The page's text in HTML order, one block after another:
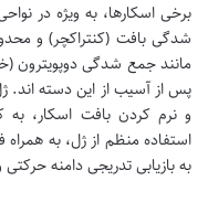
برخی اسکارها، به ویژه در
شدگی بافت (کنتراکچر) و
مانند جمع شدگی دوپویترون
پس از آسیب از این دسته اند.
و نرم کردن بافت اسکار،
استفاده منظم از ژل، به
به بازیابی تدریجی دامنه